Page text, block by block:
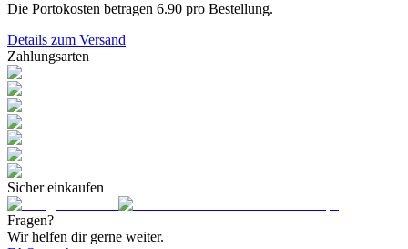
Die Portokosten betragen 6.90 pro Bestellung.
Details zum Versand
Zahlungsarten
Sicher einkaufen
Fragen?
Wir helfen dir gerne weiter.